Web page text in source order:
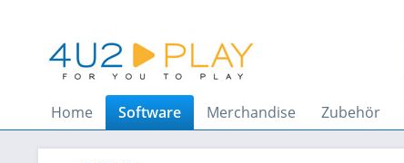
Home Software Merchandise Zubehör